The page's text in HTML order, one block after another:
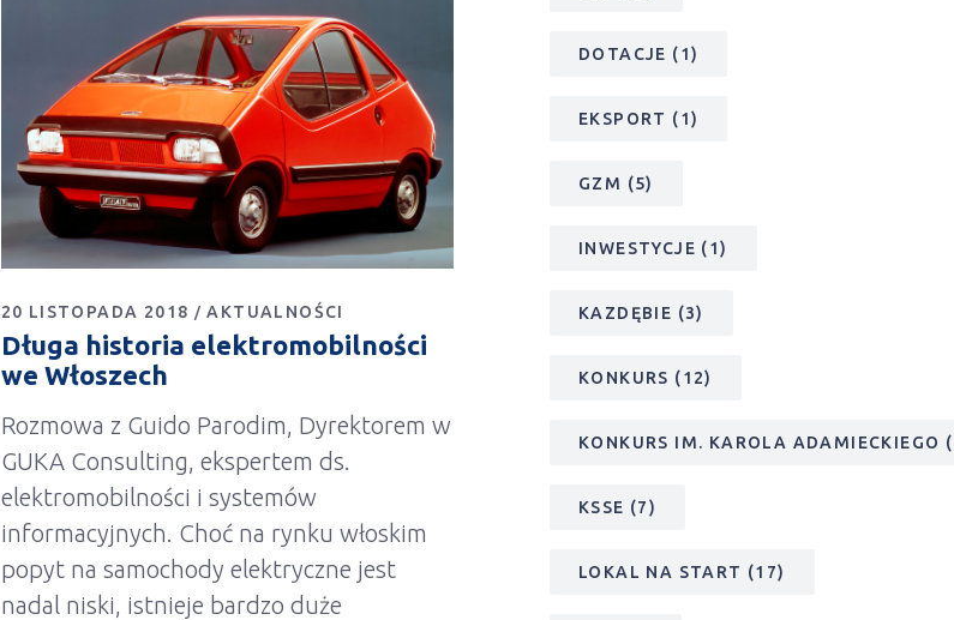
20 LISTOPADA 2018 AKTUALNOŚCI
Długa historia elektromobilności
we Włoszech
Rozmowa z Guido Parodim, Dyrektorem w
GUKA Consulting, ekspertem ds.
elektromobilności i systemów
informacyjnych. Choć na rynku włoskim
popyt na samochody elektryczne jest
nadal niski, istnieje bardzo duże
DOTACJE (1)
EKSPORT (1)
GZM (5)
INWESTYCJE (1)
KAZDĘBIE (3)
KONKURS (12)
KONKURS IM. KAROLA ADAMIECKIEGO
KSSE (7)
LOKAL NA START (17)